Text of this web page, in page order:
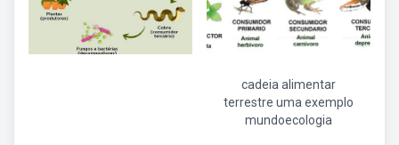
cadeia alimentar
terrestre uma exemplo
mundoecologia